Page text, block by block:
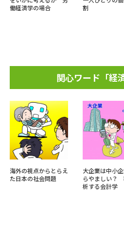
働経済学の場合
割
関心ワード「経
海外の視点からとらえ
た日本の社会問題
大企業は中小
らやましい？
析する会計学